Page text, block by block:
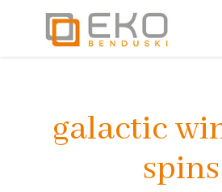
galactic
spins